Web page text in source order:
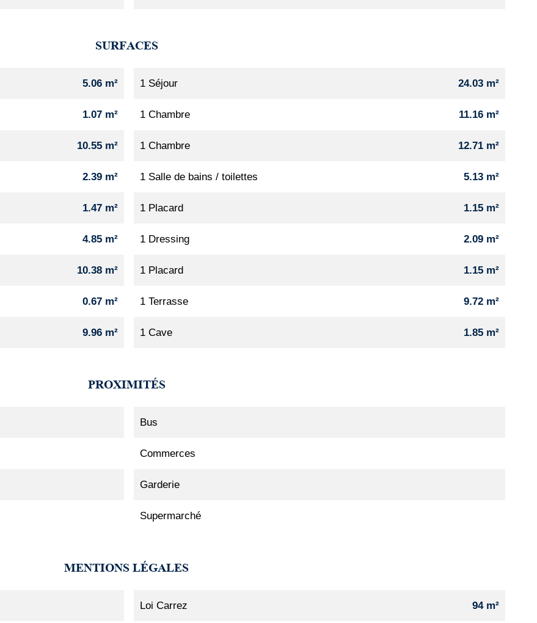
SURFACES
5.06 m² 1 Séjour 24.03 m²
1.07 m² 1 Chambre 11.16 m²
10.55 m² 1 Chambre 12.71 m²
2.39 m² 1 Salle de bains / toilettes 5.13 m²
1.47 m² 1 Placard 1.15 m²
4.85 m² 1 Dressing 2.09 m²
10.38 m² 1 Placard 1.15 m²
0.67 m² 1 Terrasse 9.72 m²
9.96 m² 1 Cave 1.85 m²
PROXIMITÉS
Bus
Commerces
Garderie
Supermarché
MENTIONS LÉGALES
Loi Carrez 94 m²